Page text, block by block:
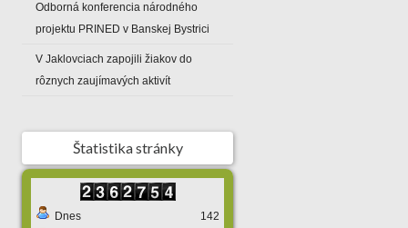
Odborná konferencia národného
projektu PRINED v Banskej Bystrici
V Jaklovciach zapojili žiakov do
rôznych zaujímavých aktivít
Štatistika stránky
Dnes
142